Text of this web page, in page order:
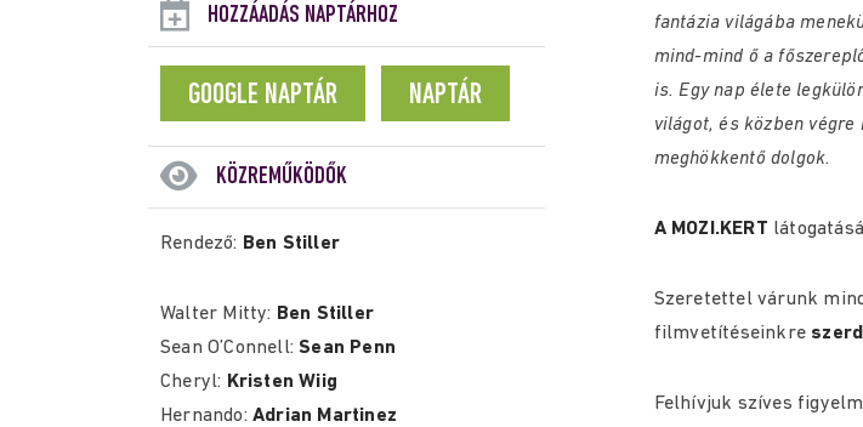
HOZZÁADÁS NAPTÁRHOZ
GOOGLE NAPTÁR NAPTÁR
KÖZREMŰKÖDŐK
Rendező: Ben Stiller
Walter Mitty: Ben Stiller
Sean O’Connell:Sean Penn
Cheryl: Kristen Wiig
Hernando: Adrian Martinez
fantázia világába
mind-mind ő a
is. Egy nap élete
világot, és közben
meghökkentő dolgok.
A MOZI.KERT
Szeretettel várunk
filmvetítéseinkre
Felhívjuk szíves